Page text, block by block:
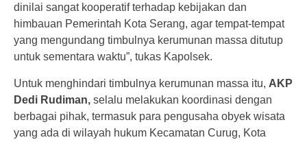
dinilai sangat kooperatif terhadap kebijakan dan
himbauan Pemerintah Kota Serang, agar tempat-tempat
yang mengundang timbulnya kerumunan massa ditutup
untuk sementara waktu”, tukas Kapolsek.
Untuk menghindari timbulnya kerumunan massa itu, AKP
Dedi Rudiman, selalu melakukan koordinasi dengan
berbagai pihak, termasuk para pengusaha obyek wisata
yang ada di wilayah hukum Kecamatan Curug, Kota